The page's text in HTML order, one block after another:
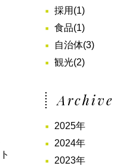
採用 (1)
食品(1)
自治体(3)
観光(2)
Archive
2025年
2024年
2023年